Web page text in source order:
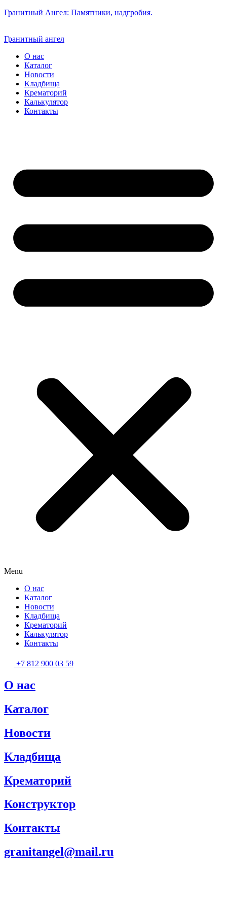
Гранитный Ангел: Памятники, надгробия.
Гранитный ангел
О нас
Каталог
Новости
Кладбища
Крематорий
Калькулятор
Контакты
Menu
О нас
Каталог
Новости
Кладбища
Крематорий
Калькулятор
Контакты
+7 812 900 03 59
О нас
Каталог
Новости
Кладбища
Крематорий
Конструктор
Контакты
granitangel@mail.ru